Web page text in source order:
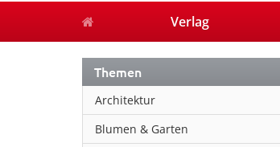
Verlag
Themen
Architektur
Blumen & Garten